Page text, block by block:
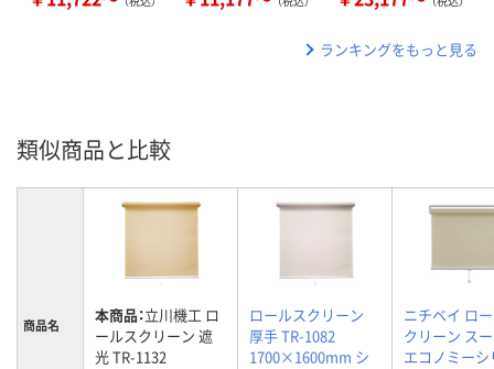
ランキングをもっと見る
類似商品と比較
商品名 本商品：立川機工 ロ
ールスクリーン 遮
光 TR-1132
ロールスクリーン
厚手 TR-1082
1700×1600mm シ
ニチベイ ロ
クリーン ス
エコノミー